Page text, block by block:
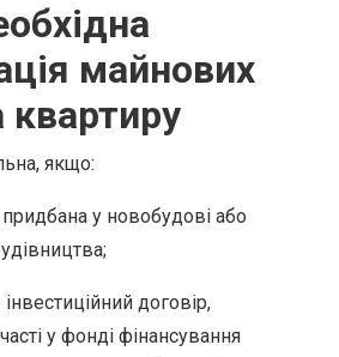
майнових
квартиру
якщо:
у новобудові або
договір,
у фонді фінансування